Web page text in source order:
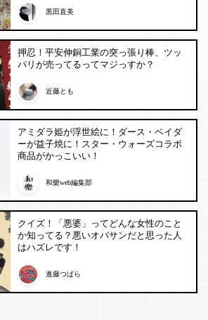
黒田直美
押忍！平安伸銅工業の突っ張り棒、ツッ
パリが売ってるってマジっすか？
近藤とも
アミダラ姫が浮世絵に！ダース・ベイダ
ーが益子焼に！スター・ウォーズコラボ
商品がかっこいい！
和樂web編集部
クイズ！「悪婆」ってどんな女性のこと
か知ってる？悪いオバサンだと思った人
はハズレです！
進藤つばら